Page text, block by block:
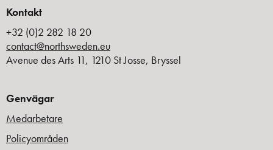
Kontakt
+32 (0)2 282 18 20
contact@northsweden.eu
Avenue des Arts 11, 1210 St Josse, Bryssel
Genvägar
Medarbetare
Policyområden